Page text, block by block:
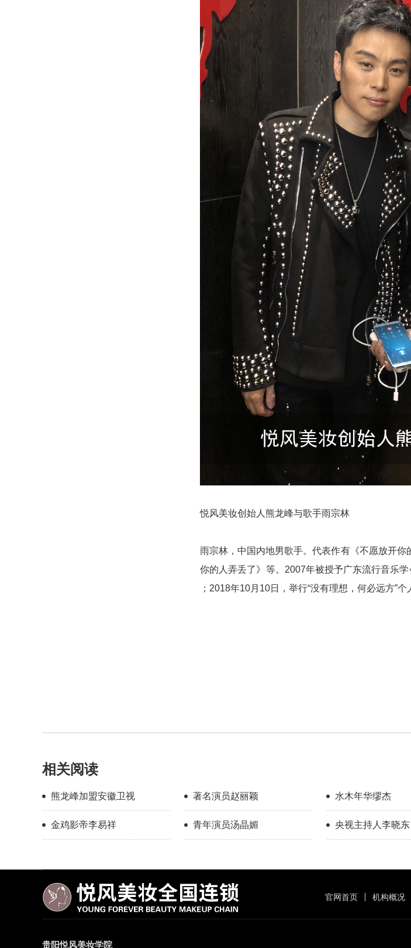
悦风美妆创始人熊龙峰与歌手雨宗林
雨宗林，中国内地男歌手。代表作有《不愿放开
你的人弄丢了》等。2007年被授予广东流行音乐学
；2018年10月10日，举行“没有理想，何必远方”个
相关阅读
熊龙峰加盟安徽卫视 著名演员赵丽颖 水木年华缪杰
金鸡影帝李易祥 青年演员汤晶媚 央视主持人李晓东
官网首页 机构概况
贵阳悦风美妆学院